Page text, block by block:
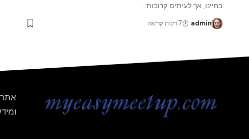
בחיינו, אך לעיתים קרובות…
admin 7 דקות קריאה
אתר